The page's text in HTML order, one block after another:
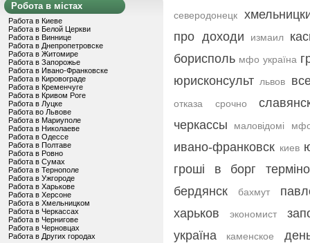
Робота в містах
Работа в Киеве
Работа в Белой Церкви
Работа в Виннице
Работа в Днепропетровске
Работа в Житомире
Работа в Запорожье
Работа в Ивано-Франковске
Работа в Кировограде
Работа в Кременчуге
Работа в Кривом Роге
Работа в Луцке
Работа во Львове
Работа в Мариуполе
Работа в Николаеве
Работа в Одессе
Работа в Полтаве
Работа в Ровно
Работа в Сумах
Работа в Тернополе
Работа в Ужгороде
Работа в Харькове
Работа в Херсоне
Работа в Хмельницком
Работа в Черкассах
Работа в Чернигове
Работа в Черновцах
Работа в Других городах
северодонецк
про доходи
измаил
борисполь мфо україна
юрисконсульт львов
отказа срочно
черкассы
маловідомі
ивано-франковск киев
гроші в борг
бердянск
бахмут
харьков
экономист
україна
каменское